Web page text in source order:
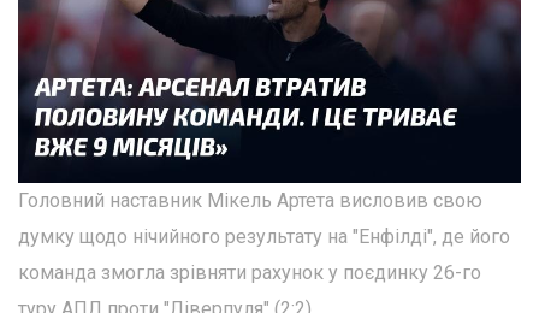
Головний наставник Мікель Артета висловив свою
думку щодо нічийного результату на "Енфілді", де його
команда змогла зрівняти рахунок у поєдинку 26-го